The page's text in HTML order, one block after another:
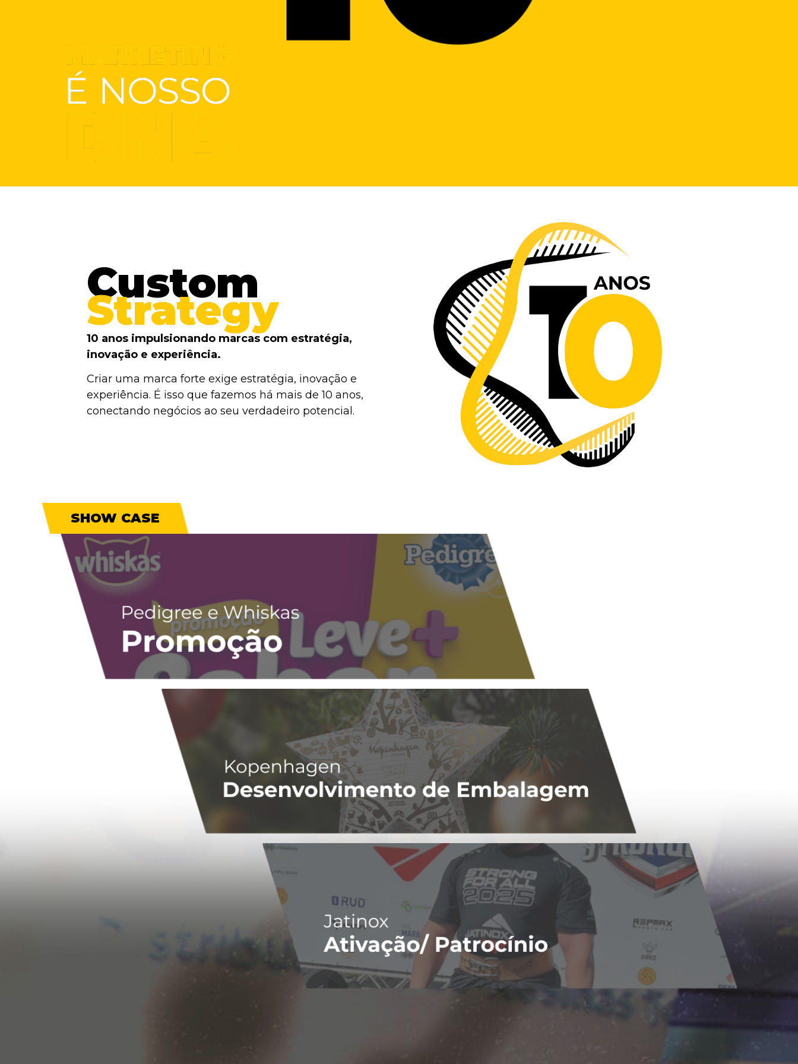
Custom
Strategy
10 anos impulsionando marcas com estratégia,
inovação e experiência.
Criar uma marca forte exige estratégia, inovação e
experiência. É isso que fazemos há mais de 10 anos,
conectando negócios ao seu verdadeiro potencial.
SHOW CASE